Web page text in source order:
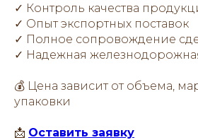
✓ Контроль качества
✓ Опыт экспортных поставок
✓ Полное сопровождение
✓ Надежная
💰 Цена зависит от объема,
упаковки
📩 Оставить заявку